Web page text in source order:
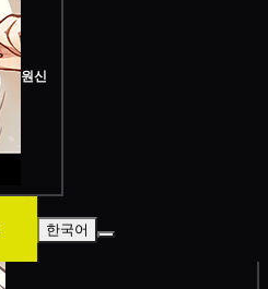
원신
한국어